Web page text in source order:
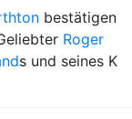
bestätigen
Roger
s und seines K